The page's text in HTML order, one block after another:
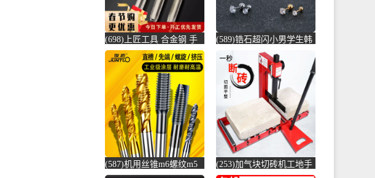
(698)上匠工具 合金钢 手
用丝锥攻螺纹工具攻丝丝
攻套丝m-螺纹钢(上匠工具
旗舰店仅售5.8元)
(589)锆石超闪小男学生韩
版耳骨钉钛钢养耳棒防过
敏圆珠女儿-圆棒钢(正中
间旗舰店仅售5.6元)
(587)机用丝锥m6螺纹m5
(253)加气块切砖机工地手